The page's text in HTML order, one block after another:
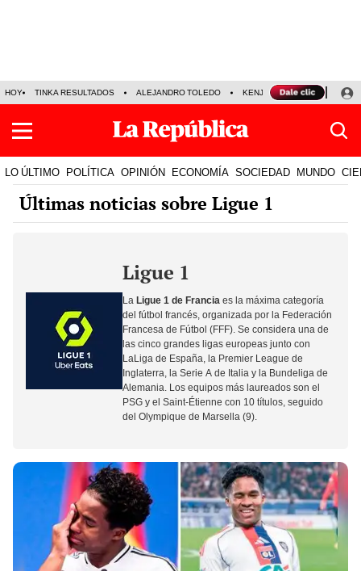
HOY TINKA RESULTADOS ALEJANDRO TOLEDO KENJI FUJIMORI
LO ÚLTIMO POLÍTICA OPINIÓN ECONOMÍA SOCIEDAD MUNDO
Últimas noticias sobre Ligue 1
Ligue 1
La Ligue 1 de Francia es la máxima categoría
del fútbol francés, organizada por la Federación
Francesa de Fútbol (FFF). Se considera una de
las cinco grandes ligas europeas junto con
LaLiga de España, la Premier League de
Inglaterra, la Serie A de Italia y la Bundeliga de
Alemania. Los equipos más laureados son el
PSG y el Saint-Étienne con 10 títulos, seguido
del Olympique de Marsella (9).